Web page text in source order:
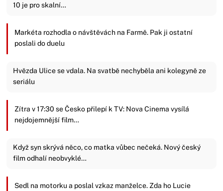
10 je pro skalní…
Markéta rozhodla o návštěvách na Farmě. Pak ji ostatní
poslali do duelu
Hvězda Ulice se vdala. Na svatbě nechyběla ani kolegyně ze
seriálu
Zítra v 17:30 se Česko přilepí k TV: Nova Cinema vysílá
nejdojemnější film…
Když syn skrývá něco, co matka vůbec nečeká. Nový český
film odhalí neobvyklé…
Sedl na motorku a poslal vzkaz manželce. Zda ho Lucie